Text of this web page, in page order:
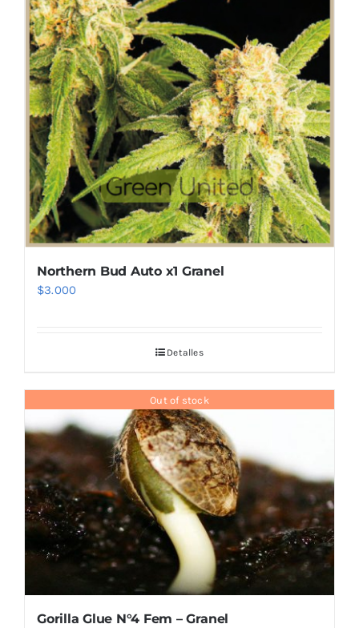
Northern Bud Auto x1 Granel
$3.000
Detalles
Out of stock
Gorilla Glue N°4 Fem – Granel